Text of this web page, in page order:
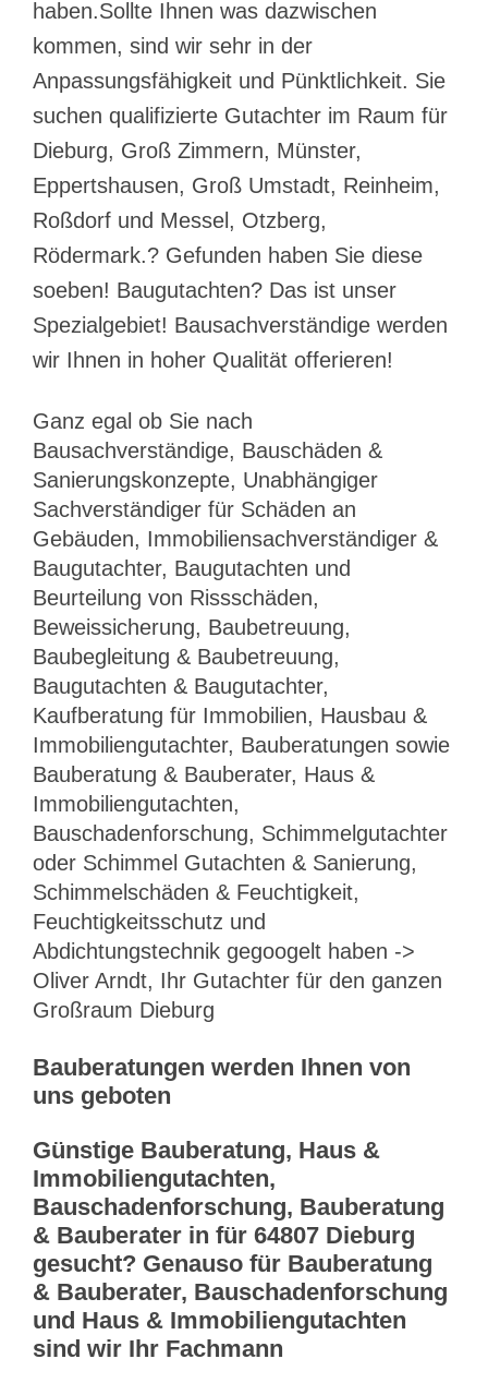
haben.Sollte Ihnen was dazwischen
kommen, sind wir sehr in der
Anpassungsfähigkeit und Pünktlichkeit. Sie
suchen qualifizierte Gutachter im Raum für
Dieburg, Groß Zimmern, Münster,
Eppertshausen, Groß Umstadt, Reinheim,
Roßdorf und Messel, Otzberg,
Rödermark.? Gefunden haben Sie diese
soeben! Baugutachten? Das ist unser
Spezialgebiet! Bausachverständige werden
wir Ihnen in hoher Qualität offerieren!
Ganz egal ob Sie nach
Bausachverständige, Bauschäden &
Sanierungskonzepte, Unabhängiger
Sachverständiger für Schäden an
Gebäuden, Immobiliensachverständiger &
Baugutachter, Baugutachten und
Beurteilung von Rissschäden,
Beweissicherung, Baubetreuung,
Baubegleitung & Baubetreuung,
Baugutachten & Baugutachter,
Kaufberatung für Immobilien, Hausbau &
Immobiliengutachter, Bauberatungen sowie
Bauberatung & Bauberater, Haus &
Immobiliengutachten,
Bauschadenforschung, Schimmelgutachter
oder Schimmel Gutachten & Sanierung,
Schimmelschäden & Feuchtigkeit,
Feuchtigkeitsschutz und
Abdichtungstechnik gegoogelt haben ->
Oliver Arndt, Ihr Gutachter für den ganzen
Großraum Dieburg
Bauberatungen werden Ihnen von
uns geboten
Günstige Bauberatung, Haus &
Immobiliengutachten,
Bauschadenforschung, Bauberatung
& Bauberater in für 64807 Dieburg
gesucht? Genauso für Bauberatung
& Bauberater, Bauschadenforschung
und Haus & Immobiliengutachten
sind wir Ihr Fachmann